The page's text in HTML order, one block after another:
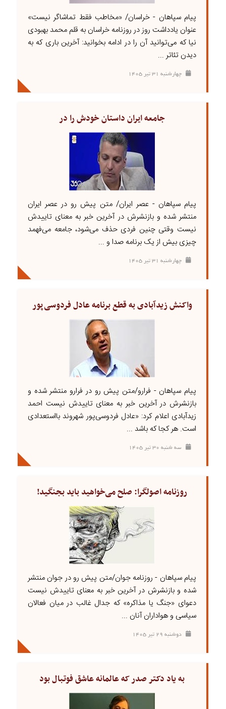
پیام سپاهان - خراسان/ «مخاطب فقط تماشاگر نیست»
عنوان یادداشت روز در روزنامه خراسان به قلم محمد بهبودی
نیا که می‌توانید آن را در ادامه بخوانید: آخرین باری که به
دیدن تئاتر ...
چهارشنبه ۳۱ تير ۱۴۰۵
جامعه ایران داستان خودش را در
پیام سپاهان - عصر ایران/ متن پیش رو در عصر ایران
منتشر شده و بازنشرش در آخرین خبر به معنای تاییدش
نیست وقتی چنین فردی حذف می‌شود، جامعه می‌فهمد
چیزی بیش از یک برنامه صدا ‌و ...
چهارشنبه ۳۱ تير ۱۴۰۵
واکنش زیدآبادی به قطع برنامه عادل فردوسی‌پور
پیام سپاهان - فرارو/متن پیش رو در فرارو منتشر شده و
بازنشرش در آخرین خبر به معنای تاییدش نیست احمد
زیدآبادی اعلام کرد: «عادل فردوسی‌پور شهروند بااستعدادی
است. هر کجا که باشد ...
سه شنبه ۳۰ تير ۱۴۰۵
روزنامه اصولگرا: صلح می‌خواهید باید بجنگید!
پیام سپاهان - روزنامه جوان/متن پیش رو در جوان منتشر
شده و بازنشرش در آخرین خبر به معنای تاییدش نیست
دعوای «جنگ یا مذاکره» که جدال غالب در میان فعالان
سیاسی و هواداران آنان ...
دوشنبه ۲۹ تير ۱۴۰۵
به یاد دکتر صدر که عالمانه عاشق فوتبال بود